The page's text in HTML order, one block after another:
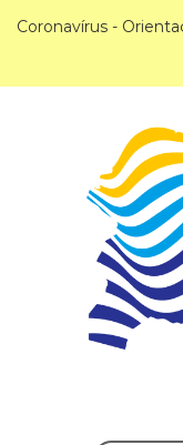
Coronavírus -